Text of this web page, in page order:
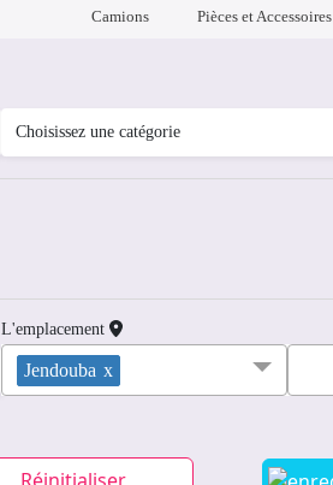
Camions Pièces et Accessoires
L'emplacement
Jendouba x